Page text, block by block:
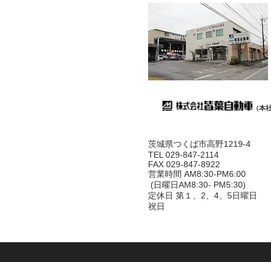
（本
茨城県つくば市高野1219-4
TEL 029-847-2114
FAX 029-847-8922
営業時間 AM8:30-PM6:00
(日曜日AM8:30- PM5:30)
定休日 第１、2、4、5日曜日
祝日